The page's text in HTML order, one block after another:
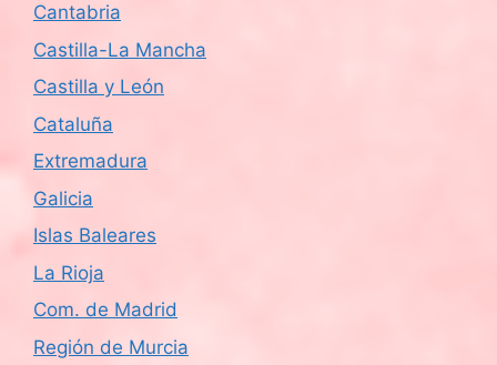
Cantabria
Castilla-La Mancha
Castilla y León
Cataluña
Extremadura
Galicia
Islas Baleares
La Rioja
Com. de Madrid
Región de Murcia